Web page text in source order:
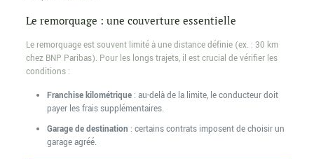
Le remorquage : une couverture essentielle
Le remorquage est souvent limité à une distance définie (ex. : 30 km
chez BNP Paribas). Pour les longs trajets, il est crucial de vérifier les
conditions :
Franchise kilométrique: au-delà de la limite, le conducteur doit
payer les frais supplémentaires.
Garage de destination : certains contrats imposent de choisir un
garage agréé.